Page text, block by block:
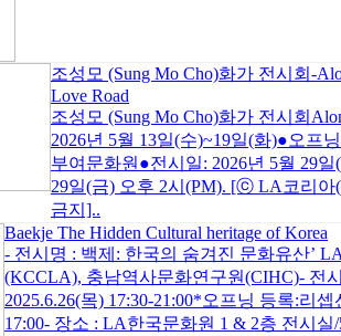
조성모 (Sung Mo Cho)화가 전시회-
Love Road
조성모 (Sung Mo Cho)화가 전시회
2026년 5월 13일(수)~19일(화)●오프
부여문화원●전시일: 2026년 5월 29
29일(금) 오후 2시(PM). [ⓒ LA코리아
금지]..
Baekje The Hidden Cultural heritage of Korea
- 전시명 : 백제: 한국의 숨겨진 문화유산’
(KCCLA), 충남역사문화연구원(CIHC)- 전
2025.6.26(목) 17:30-21:00*오프닝 등록:리
17:00- 장소 : LA한국문화원 1 & 2층 전시실